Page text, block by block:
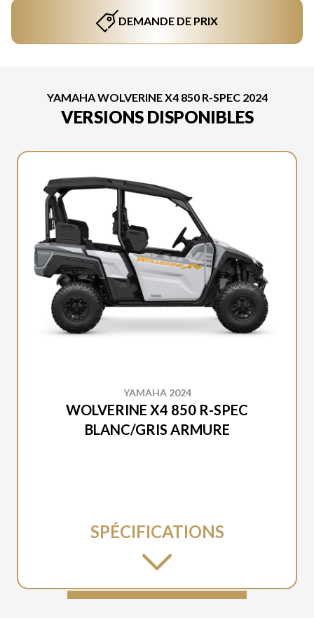
DEMANDE DE PRIX
YAMAHA WOLVERINE X4 850 R-SPEC 2024
VERSIONS DISPONIBLES
YAMAHA 2024
WOLVERINE X4 850 R-SPEC
BLANC/GRIS ARMURE
SPÉCIFICATIONS